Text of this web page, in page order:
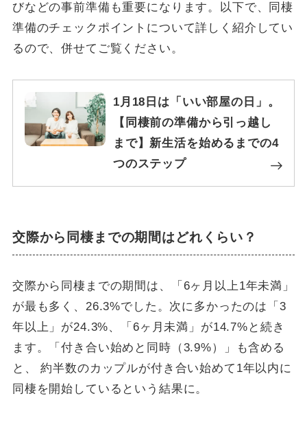
びなどの事前準備も重要になります。以下で、同棲
準備のチェックポイントについて詳しく紹介してい
るので、併せてご覧ください。
1月18日は「いい部屋の日」。
【同棲前の準備から引っ越し
まで】新生活を始めるまでの4
つのステップ
交際から同棲までの期間はどれくらい？
交際から同棲までの期間は、「6ヶ月以上1年未満」
が最も多く、26.3%でした。次に多かったのは「3
年以上」が24.3%、「6ヶ月未満」が14.7%と続き
ます。「付き合い始めと同時（3.9%）」も含める
と、 約半数のカップルが付き合い始めて1年以内に
同棲を開始しているという結果に。